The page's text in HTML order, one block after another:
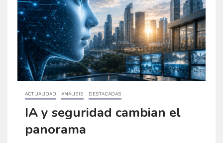
ACTUALIDAD ANÁLISIS DESTACADAS
IA y seguridad cambian el
panorama